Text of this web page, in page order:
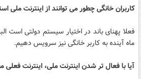
کاربران خانگی چطور می توانند از اینترنت ملی
ماه آینده به کاربر خانگی نیز سرویس دهیم.
آیا با فعال تر شدن اینترنت ملی، اینترنت